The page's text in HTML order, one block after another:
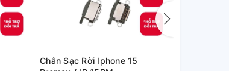
Chân Sạc Rời Iphone 15